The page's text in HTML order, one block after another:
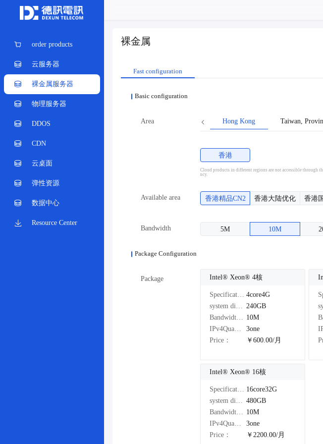
order products
云服务器
裸金属服务器
物理服务器
DDOS
CDN
云桌面
弹性资源
数据中心
Resource Center
裸金属
Fast configuration
Basic configuration
Area Hong Kong Taiwan,
香港
Cloud products in different regions are not accessible through
ncy.
Available area 香港精品CN2 香港大陆优化 香港
Bandwidth 5M 10M
Package Configuration
Package Intel®️ Xeon®️ 4核
Specifications： 4core4G
system disk： 240GB
Bandwidth： 10M
IPv4Quantity：
3one
Price：
￥600.00/月
Intel®️ Xeon®️ 16核
Specifications： 16core32G
system disk： 480GB
Bandwidth： 10M
IPv4Quantity：
3one
Price：
￥2200.00/月